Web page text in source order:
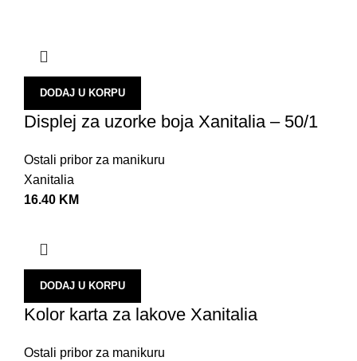
DODAJ U KORPU
Displej za uzorke boja Xanitalia – 50/1
Ostali pribor za manikuru
Xanitalia
16.40 KM
DODAJ U KORPU
Kolor karta za lakove Xanitalia
Ostali pribor za manikuru